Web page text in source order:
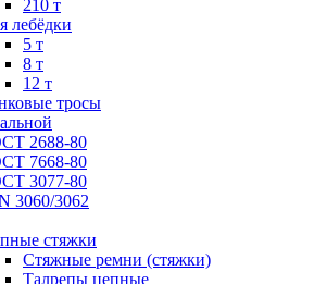
210 т
лебёдки
5 т
8 т
12 т
тросы
2688-80
7668-80
3077-80
3060/3062
стяжки
Стяжные ремни (стяжки)
Талрепы цепные